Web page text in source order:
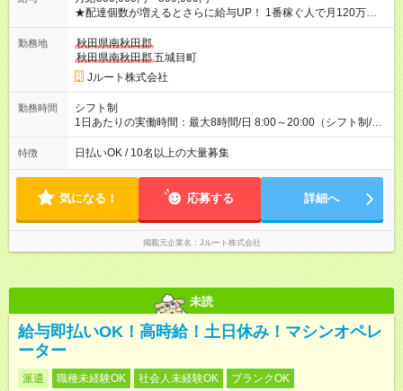
★配達個数が増えるとさらに給与UP！ 1番稼ぐ人で月120万ほ
ど！ ・主要都市エリア 月収55万円／週5日稼働 月収65万~112
万円／週6日稼働 ・地方郊外エリア 月収40万円／週5日稼働 月
収40万円~50万円／週6日稼働 ＜モデルイメージ＞ ■月収50万
円 (27歳男性/江東区在住)※元建築関係 1日150個配達×25日勤務
(日休み) ■月収80万円(43歳男性/墨田区在住)※元営業 1日200個
勤務地
秋田県南秋田郡
秋田県南秋田郡五城目町
Jルート株式会社
勤務時間
シフト制
1日あたりの実働時間：最大8時間/日 8:00～20:00（シフト制/実
働8時間） ※週5日勤務（場所次第では週4も有り） ※配達状況に
よって時間外での勤務可能性有り ※案件により多少の前後あり
特徴 日払いOK / 10名以上の大量募集
気になる！ 応募する 詳細へ
掲載元企業名 Jルート株式会社
未読
給与即払いOK！高時給！土日休み！マシンオペレ
ーター
派遣 職種未経験OK 社会人未経験OK
ブランクOK